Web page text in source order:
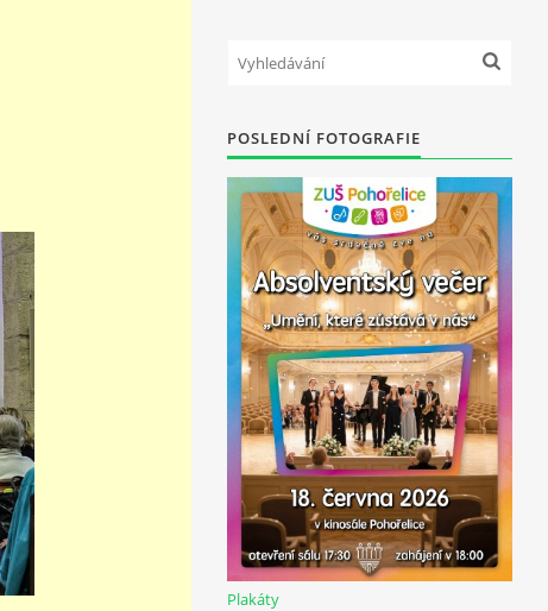
POSLEDNÍ FOTOGRAFIE
Plakáty